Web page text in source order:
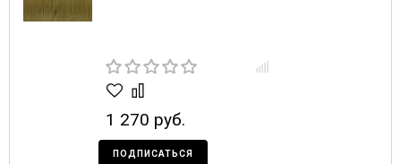
1 270 руб.
ПОДПИСАТЬСЯ